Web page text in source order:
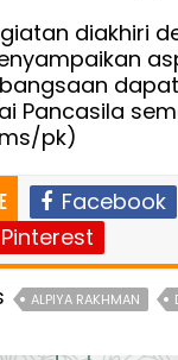
diakhiri
Pancasila
pk)
Facebook
Pinterest
ALPIYA RAKHMAN